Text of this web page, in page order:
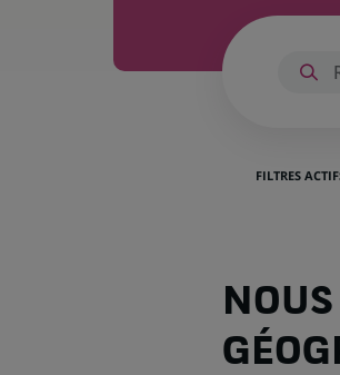
FILTRES
Nous
avons
65
offres